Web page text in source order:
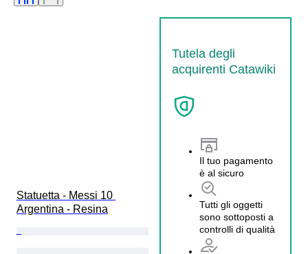
Statuetta - Messi 10
Argentina - Resina
Tutela degli
acquirenti Catawiki
Il tuo pagamento
è al sicuro
Tutti gli oggetti
sono sottoposti a
controlli di qualità